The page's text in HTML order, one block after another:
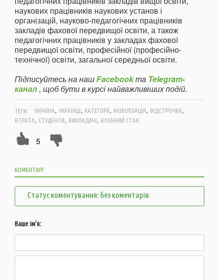
наукових працівників наукових установ і
організацій, науково-педагогічних працівників
закладів фахової передвищої освіти, а також
педагогічних працівників у закладах фахової
передвищої освіти, професійної (професійно-
технічної) освіти, загальної середньої освіти.
Підписуйтесь на нашFacebookта Telegram-
канал, щоб бути в курсі найважливіших подій.
ТЕГИ: УКРАЇНА, УКРАЇНЦІ, КАТЕГОРІЇ, МОБІЛІЗАЦІЯ, ВІДСТРОЧКА,
ВТРАТА, СТУДЕНТИ, ВИКЛАДАЧІ, ВОЄННИЙ СТАН
5
КОМЕНТАРІ:
Статус коментування: без коментарів
Ваше ім'я: